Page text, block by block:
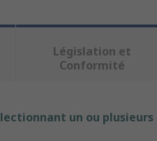
Législation et
Conformité
un ou